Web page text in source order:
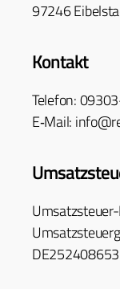
97246
Kontakt
Tele­fon:
E‑Mail:
DE252408653